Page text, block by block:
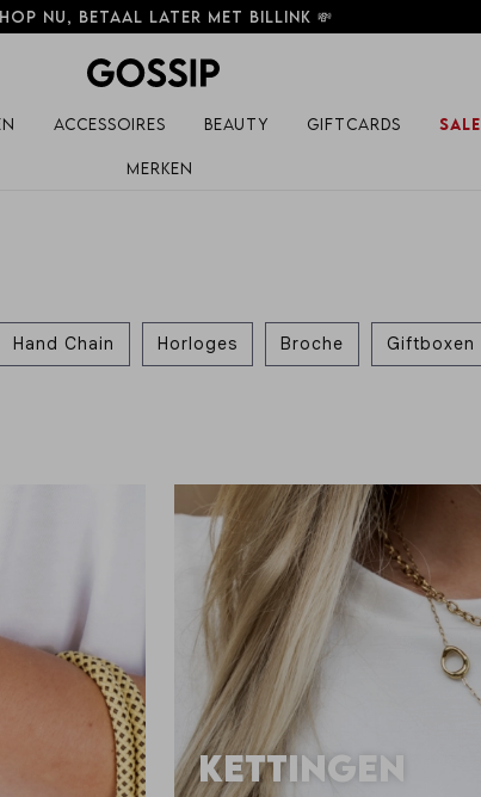
Elke week nieuwe items! 💗
Accessoires Beauty Giftcards Sale
Merken
Hand Chain Horloges Broche Giftboxen
kettingen